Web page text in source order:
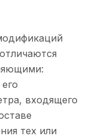
входящего
тех или